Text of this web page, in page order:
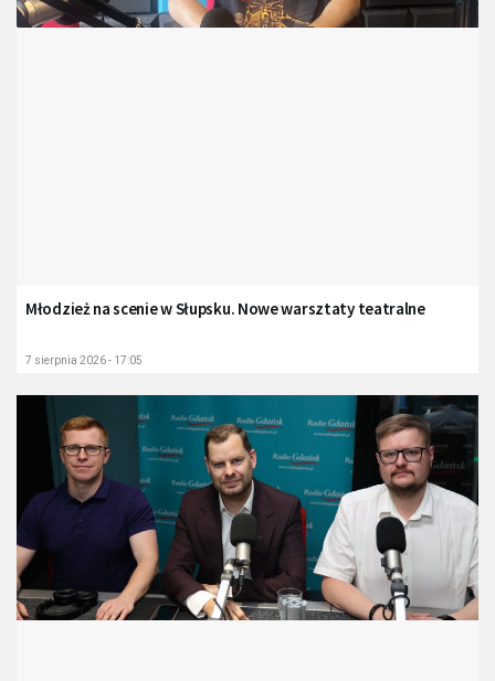
Młodzież na scenie w Słupsku. Nowe warsztaty teatralne
7 sierpnia 2026 - 17:05